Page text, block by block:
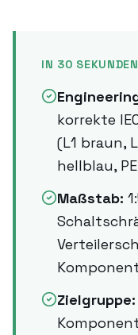
IN 30 SEKUNDEN
korrekte
(L1 braun,
hellblau,
Maßstab:
Zielgruppe: